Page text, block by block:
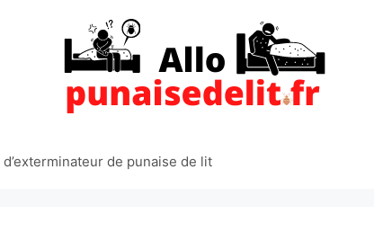
de punaise de lit